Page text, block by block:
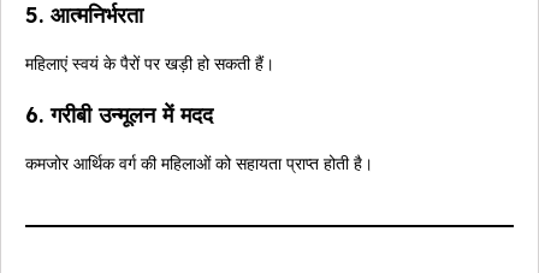
5. आत्मनिर्भरता
महिलाएं स्वयं के पैरों पर खड़ी हो सकती हैं।
6. गरीबी उन्मूलन में मदद
कमजोर आर्थिक वर्ग की महिलाओं को सहायता प्राप्त होती है।